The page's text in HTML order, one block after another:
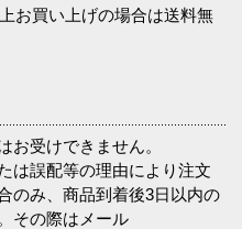
お買い上げの場合は送料無
お受けできません。
は誤配等の理由により注文
のみ、商品到着後3日以内の
その際はメール